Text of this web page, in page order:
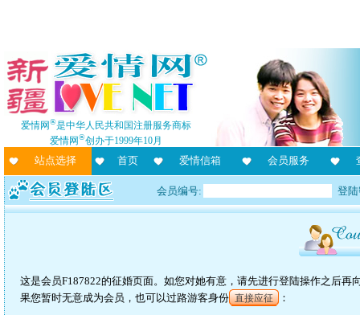
爱情网®是中华人民共和国注册服务商标
爱情网®创办于1999年10月
站点选择 首页 爱情信箱 会员服务
会员编号: 登
这是会员F187822的征婚页面。如您对她有意，请先进行登陆操作之后
果您暂时无意成为会员，也可以过路游客身份 直接应征 ：